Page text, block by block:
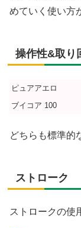
めていく使い方
操作性&取り
ピュアアエロ
ブイコア 100
どちらも標準的
ストローク
ストロークの使